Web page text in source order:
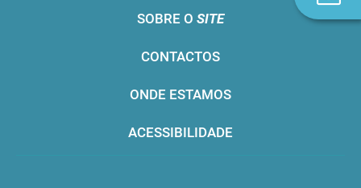
SOBRE O SITE
CONTACTOS
ONDE ESTAMOS
ACESSIBILIDADE